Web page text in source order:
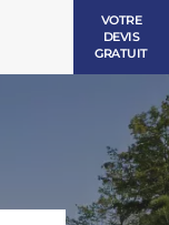
VOTRE
DEVIS
GRATUIT